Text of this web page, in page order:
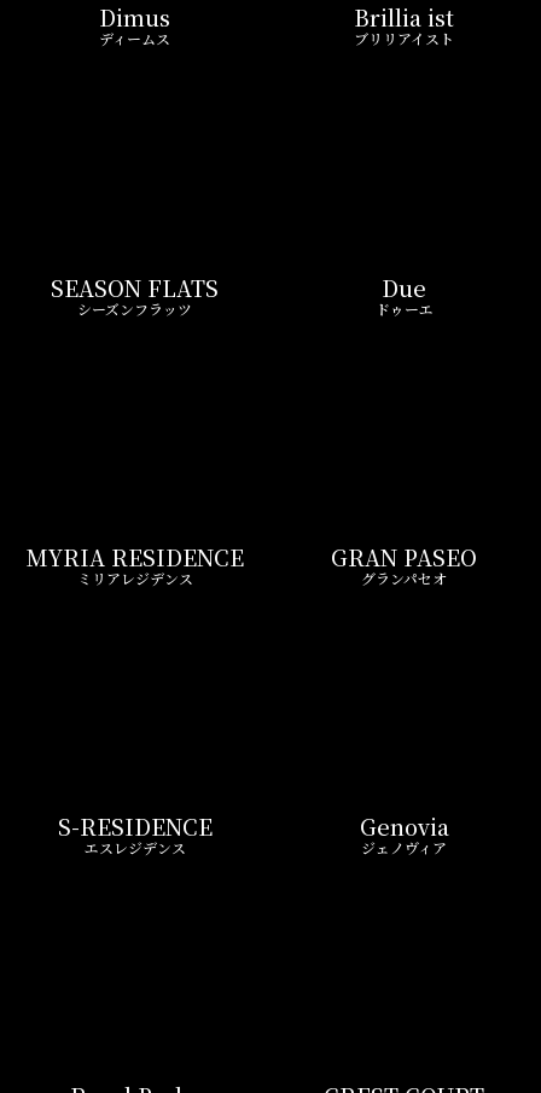
Dimus
ディームス
Brillia ist
ブリリアイスト
SEASON FLATS
シーズンフラッツ
Due
ドゥーエ
MYRIA RESIDENCE
ミリアレジデンス
GRAN PASEO
グランパセオ
S-RESIDENCE
エスレジデンス
Genovia
ジェノヴィア